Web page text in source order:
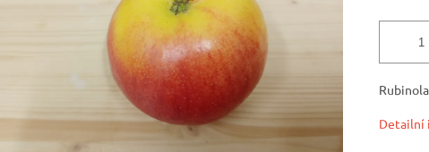
Detailní